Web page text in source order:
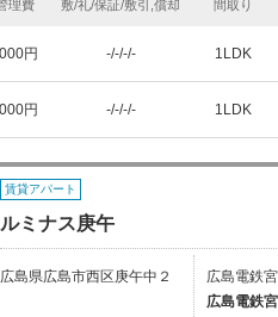
理費 敷/礼/保証/敷引,償却 間取り
円 -/-/-/- 1LDK
円 -/-/-/- 1LDK
賃貸アパート
ルミナス庚午
広島県広島市西区庚午中２
広島電鉄
広島電鉄